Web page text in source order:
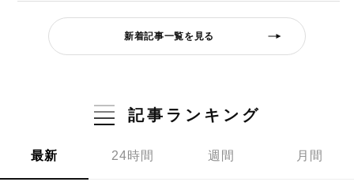
新着記事一覧を見る
記事ランキング
最新 24時間 週間 月間